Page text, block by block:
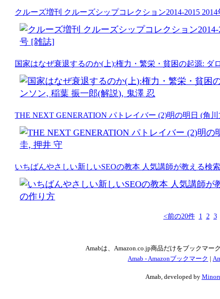
クルーズ増刊 クルーズシップコレクション2014-2015
国家はなぜ衰退するのか(上):権力・繁栄・貧困の起源:
THE NEXT GENERATION パトレイバー (2)明の明日 (角
いちばんやさしい新しいSEOの教本 人気講師が教える検
<前の20件 1 2 3
Amabは、Amazon.co.jp商品だけをブックマー
Amab - Amazonブックマーク
Amab, developed by